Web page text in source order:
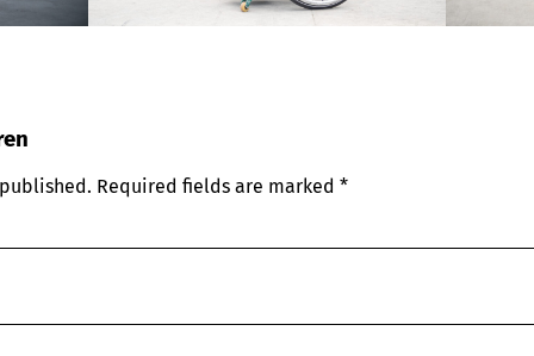
Required fields are marked *